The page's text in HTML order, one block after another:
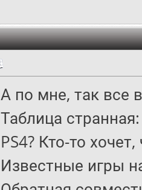
А по мне, так все
Таблица
PS4? Кто-то
Известные игры